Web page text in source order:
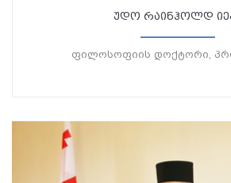
უდო რაინჰოლდ
ფილოსოფიის დოქტორი,